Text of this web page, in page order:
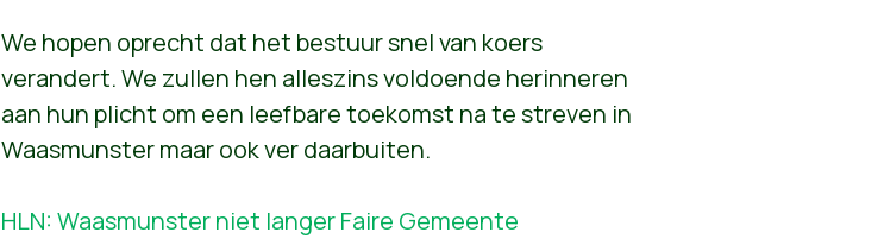
We hopen oprecht dat het bestuur snel van koers
verandert. We zullen hen alleszins voldoende herinneren
aan hun plicht om een leefbare toekomst na te streven in
Waasmunster maar ook ver daarbuiten.
HLN: Waasmunster niet langer Faire Gemeente